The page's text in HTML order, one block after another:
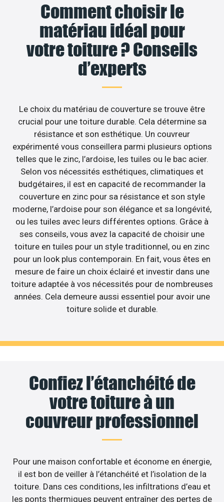
Comment choisir le
matériau idéal pour
votre toiture ? Conseils
d’experts
Le choix du matériau de couverture se trouve être
crucial pour une toiture durable. Cela détermine sa
résistance et son esthétique. Un couvreur
expérimenté vous conseillera parmi plusieurs options
telles que le zinc, l’ardoise, les tuiles ou le bac acier.
Selon vos nécessités esthétiques, climatiques et
budgétaires, il est en capacité de recommander la
couverture en zinc pour sa résistance et son style
moderne, l’ardoise pour son élégance et sa longévité,
ou les tuiles avec leurs différentes options. Grâce à
ses conseils, vous avez la capacité de choisir une
toiture en tuiles pour un style traditionnel, ou en zinc
pour un look plus contemporain. En fait, vous êtes en
mesure de faire un choix éclairé et investir dans une
toiture adaptée à vos nécessités pour de nombreuses
années. Cela demeure aussi essentiel pour avoir une
toiture solide et durable.
Confiez l’étanchéité de
votre toiture à un
couvreur professionnel
Pour une maison confortable et économe en énergie,
il est bon de veiller à l’étanchéité et l’isolation de la
toiture. Dans ces conditions, les infiltrations d’eau et
les ponts thermiques peuvent entraîner des pertes de